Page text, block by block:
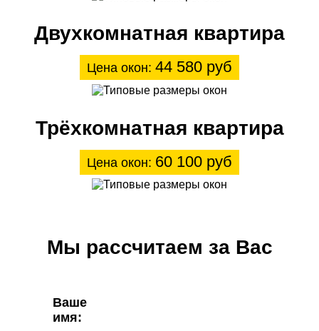
Двухкомнатная квартира
Цена окон: 44 580 руб
Трёхкомнатная квартира
Цена окон: 60 100 руб
Мы рассчитаем за Вас
Ваше
имя: